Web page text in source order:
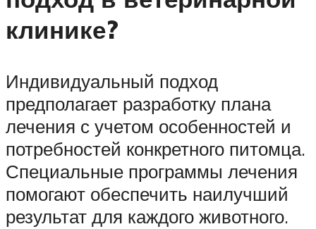
клинике?
Индивидуальный подход
предполагает разработку плана
лечения с учетом особенностей и
потребностей конкретного питомца.
Специальные программы лечения
помогают обеспечить наилучший
результат для каждого животного.